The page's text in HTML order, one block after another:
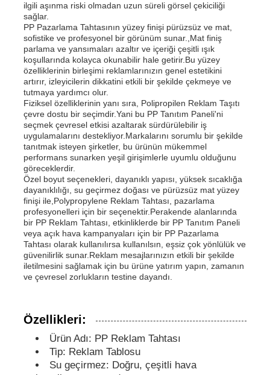
Ana sayfa
Ürünler
Hakkımızda
Fabrika turu
Kalite kontrol
Bize ulaşın
Haberler
Teklif isteği
pp plastik karton
ilgili aşınma riski olmadan uzun süreli görsel çekiciliği
sağlar.
PP Pazarlama Tahtasının yüzey finişi pürüzsüz ve mat,
sofistike ve profesyonel bir görünüm sunar.,Mat finiş
parlama ve yansımaları azaltır ve içeriği çeşitli ışık
koşullarında kolayca okunabilir hale getirir.Bu yüzey
özelliklerinin birleşimi reklamlarınızın genel estetikini
artırır, izleyicilerin dikkatini etkili bir şekilde çekmeye ve
tutmaya yardımcı olur.
Fiziksel özelliklerinin yanı sıra, Polipropilen Reklam Taşıtı
çevre dostu bir seçimdir.Yani bu PP Tanıtım Paneli'ni
seçmek çevresel etkisi azaltarak sürdürülebilir iş
uygulamalarını destekliyor.Markalarını sorumlu bir şekilde
tanıtmak isteyen şirketler, bu ürünün mükemmel
performans sunarken yeşil girişimlerle uyumlu olduğunu
göreceklerdir.
Özel boyut seçenekleri, dayanıklı yapısı, yüksek sıcaklığa
dayanıklılığı, su geçirmez doğası ve pürüzsüz mat yüzey
finişi ile,Polypropylene Reklam Tahtası, pazarlama
profesyonelleri için bir seçenektir.Perakende alanlarında
bir PP Reklam Tahtası, etkinliklerde bir PP Tanıtım Paneli
veya açık hava kampanyaları için bir PP Pazarlama
Tahtası olarak kullanılırsa kullanılsın, eşsiz çok yönlülük ve
güvenilirlik sunar.Reklam mesajlarınızın etkili bir şekilde
iletilmesini sağlamak için bu ürüne yatırım yapın, zamanın
ve çevresel zorlukların testine dayandı.
Özellikleri:
Ürün Adı: PP Reklam Tahtası
Tip: Reklam Tablosu
Su geçirmez: Doğru, çeşitli hava